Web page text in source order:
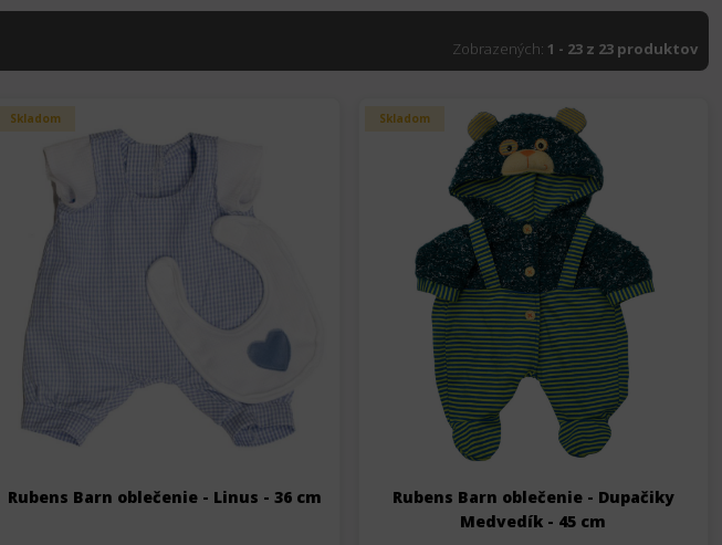
Zobrazených: 1 - 23 z 23 produktov
Skladom
Rubens Barn oblečenie - Linus - 36 cm
Skladom
Rubens Barn oblečenie - Dupačiky
Medvedík - 45 cm